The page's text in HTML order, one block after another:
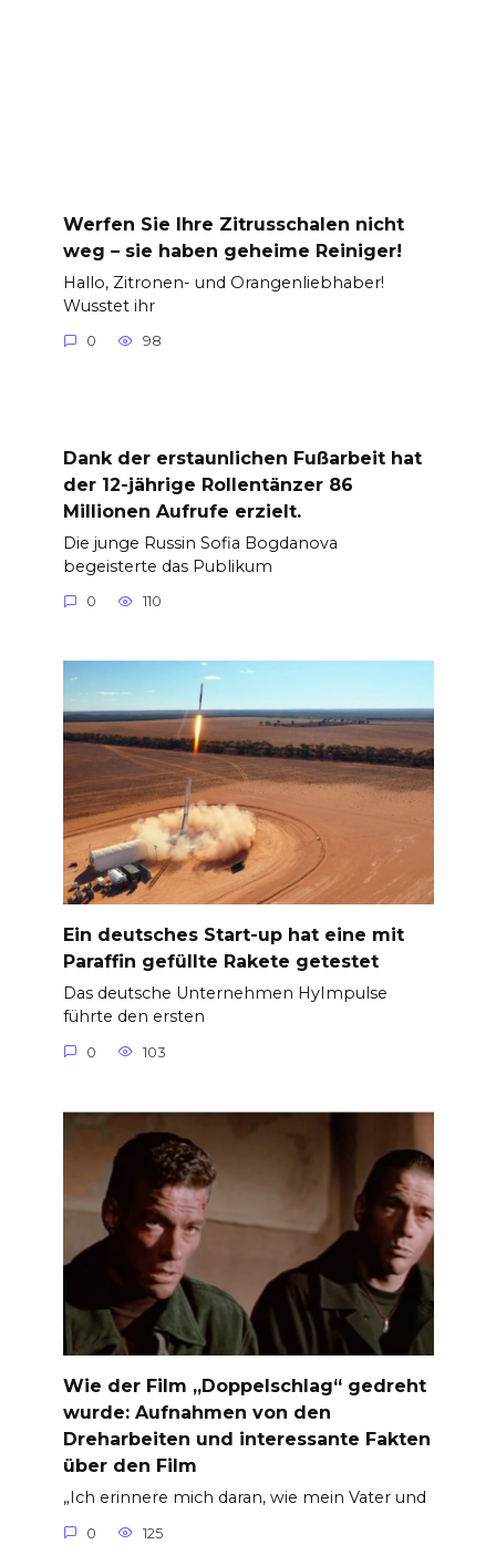
Werfen Sie Ihre Zitrusschalen nicht
weg – sie haben geheime Reiniger!
Hallo, Zitronen- und Orangenliebhaber!
Wusstet ihr
0 98
Dank der erstaunlichen Fußarbeit hat
der 12-jährige Rollentänzer 86
Millionen Aufrufe erzielt.
Die junge Russin Sofia Bogdanova
begeisterte das Publikum
0 110
Ein deutsches Start-up hat eine mit
Paraffin gefüllte Rakete getestet
Das deutsche Unternehmen HyImpulse
führte den ersten
0 103
Wie der Film „Doppelschlag“ gedreht
wurde: Aufnahmen von den
Dreharbeiten und interessante Fakten
über den Film
„Ich erinnere mich daran, wie mein Vater und
0 125